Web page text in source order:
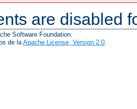
are disabled
Software Foundation.
de la Apache License, Version 2.0